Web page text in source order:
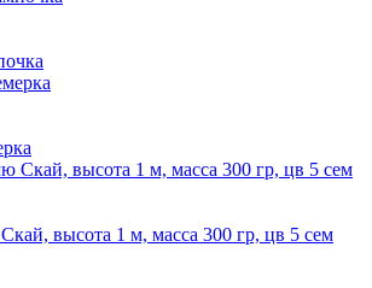
высота 1 м, масса 300 гр, цв 5 сем